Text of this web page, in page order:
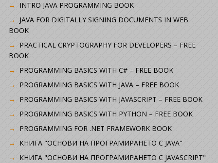
INTRO JAVA PROGRAMMING BOOK
JAVA FOR DIGITALLY SIGNING DOCUMENTS IN WEB
BOOK
PRACTICAL CRYPTOGRAPHY FOR DEVELOPERS – FREE
BOOK
PROGRAMMING BASICS WITH C# – FREE BOOK
PROGRAMMING BASICS WITH JAVA – FREE BOOK
PROGRAMMING BASICS WITH JAVASCRIPT – FREE BOOK
PROGRAMMING BASICS WITH PYTHON – FREE BOOK
PROGRAMMING FOR .NET FRAMEWORK BOOK
КНИГА "ОСНОВИ НА ПРОГРАМИРАНЕТО С JAVA"
КНИГА "ОСНОВИ НА ПРОГРАМИРАНЕТО С JAVASCRIPT"